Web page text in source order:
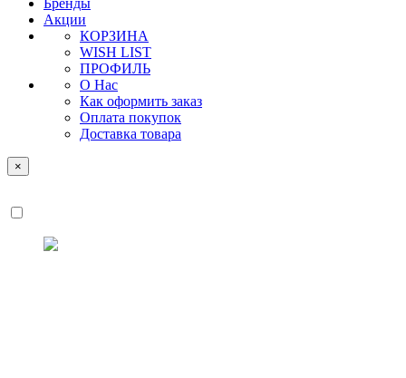
Бренды
Акции
КОРЗИНА
WISH LIST
ПРОФИЛЬ
О Нас
Как оформить заказ
Оплата покупок
Доставка товара
×